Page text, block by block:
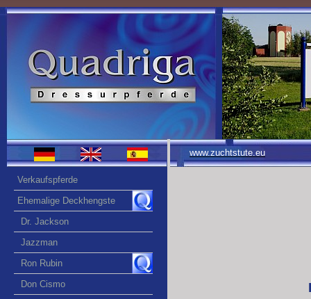
Verkaufspferde
Ehemalige Deckhengste
Dr. Jackson
Jazzman
Ron Rubin
Don Cismo
www.zuchtstute.eu